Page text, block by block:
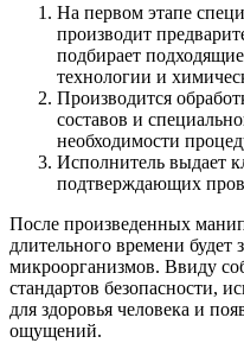
На первом этапе
производит
подбирает
технологии и
Производится
составов и
необходимости
Исполнитель выдает
подтверждающих
После произведенных
длительного времени
микроорганизмов. Ввиду
стандартов безопасности,
для здоровья человека и
ощущений.